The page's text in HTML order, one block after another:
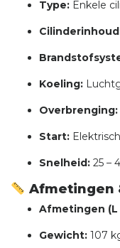
Type: Enkele
Koeling:
Overbrenging:
Start:
Snelheid: 25 –
Afmetingen
Afmetingen (L
Gewicht: 107